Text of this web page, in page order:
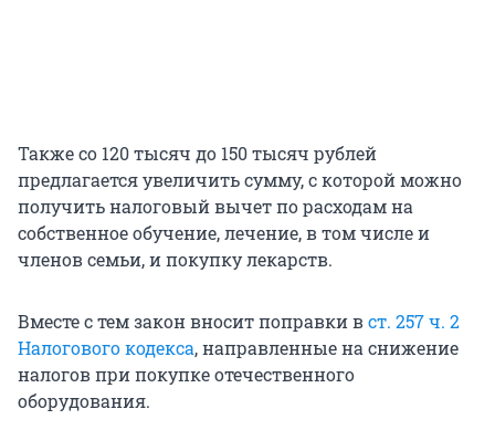
Также со 120 тысяч до 150 тысяч рублей
предлагается увеличить сумму, с которой можно
получить налоговый вычет по расходам на
собственное обучение, лечение, в том числе и
членов семьи, и покупку лекарств.
Вместе с тем закон вносит поправки вст. 257 ч. 2
Налогового кодекса, направленные на снижение
налогов при покупке отечественного
оборудования.